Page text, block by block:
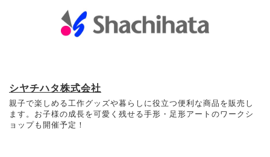
シヤチハタ株式会社
親子で楽しめる工作グッズや暮らしに役立つ便利な商品を販売し
ます。お子様の成長を可愛く残せる手形・足形アートのワークシ
ョップも開催予定！